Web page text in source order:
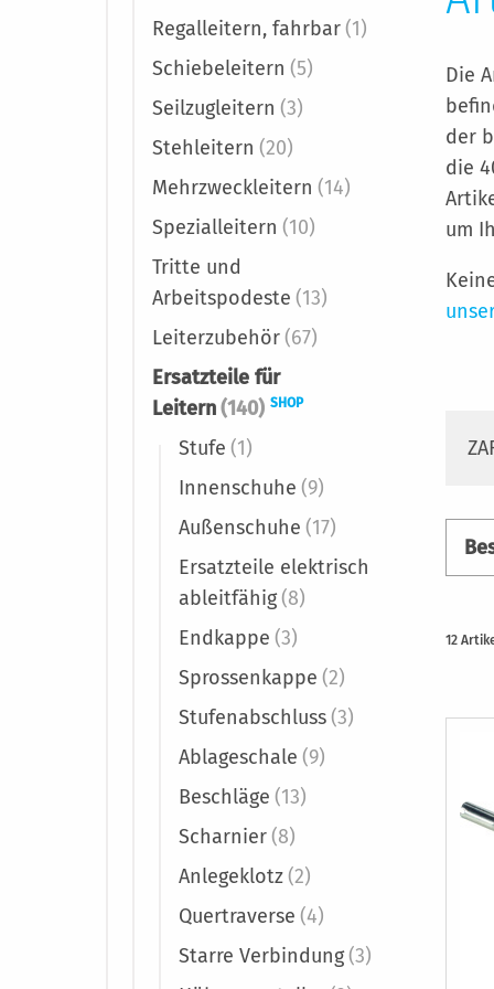
Die
der
die
um
12
Regalleitern, fahrbar(1)
Schiebeleitern (5)
Seilzugleitern (3)
Stehleitern (20)
Mehrzweckleitern (14)
Spezialleitern (10)
Tritte und
Arbeitspodeste (13)
Leiterzubehör(67)
Ersatzteile für
Leitern(140) SHOP
Stufe (1)
Innenschuhe (9)
Außenschuhe (17)
Ersatzteile elektrisch
ableitfähig(8)
Endkappe (3)
Sprossenkappe (2)
Stufenabschluss(3)
Ablageschale (9)
Beschläge (13)
Scharnier(8)
Anlegeklotz(2)
Quertraverse (4)
Starre Verbindung(3)